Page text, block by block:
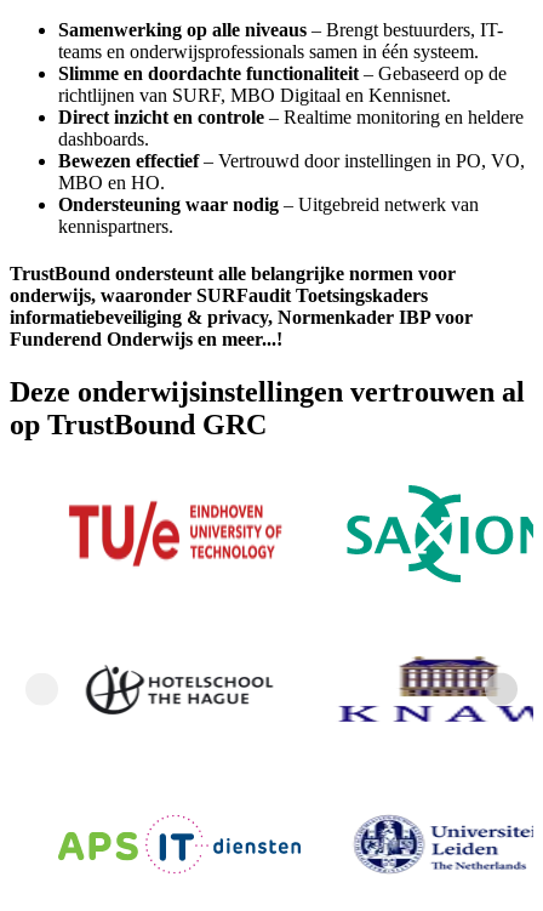
Samenwerking op alle niveaus – Brengt bestuurders, IT-
teams en onderwijsprofessionals samen in één systeem.
Slimme en doordachte functionaliteit – Gebaseerd op de
richtlijnen van SURF, MBO Digitaal en Kennisnet.
Direct inzicht en controle – Realtime monitoring en heldere
dashboards.
Bewezen effectief– Vertrouwd door instellingen in PO, VO,
MBO en HO.
Ondersteuning waar nodig – Uitgebreid netwerk van
kennispartners.
TrustBound ondersteunt alle belangrijke normen voor
onderwijs, waaronder SURFaudit Toetsingskaders
informatiebeveiliging & privacy, Normenkader IBP voor
Funderend Onderwijs en meer...!
Deze onderwijsinstellingen vertrouwen al
op TrustBound GRC